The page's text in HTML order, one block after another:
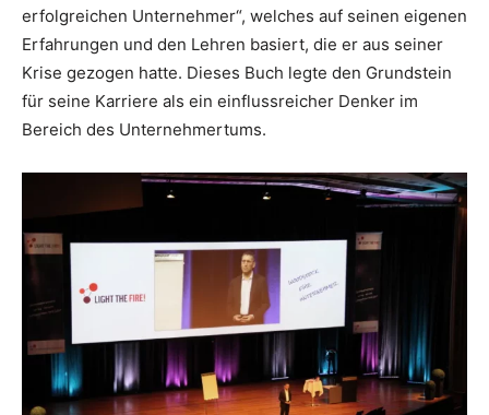
erfolgreichen Unternehmer“, welches auf seinen eigenen
Erfahrungen und den Lehren basiert, die er aus seiner
Krise gezogen hatte. Dieses Buch legte den Grundstein
für seine Karriere als ein einflussreicher Denker im
Bereich des Unternehmertums.